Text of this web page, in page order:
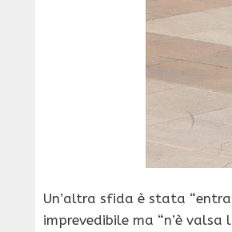
Un’altra sfida è stata
imprevedibile ma “n’è valsa